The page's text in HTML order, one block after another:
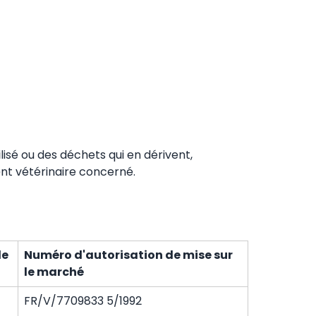
ou des déchets qui en dérivent,
vétérinaire concerné.
Numéro d'autorisation de mise sur
le marché
FR/V/7709833 5/1992